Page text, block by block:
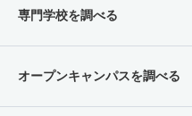
専門学校を調べる
オープンキャンパスを調べる